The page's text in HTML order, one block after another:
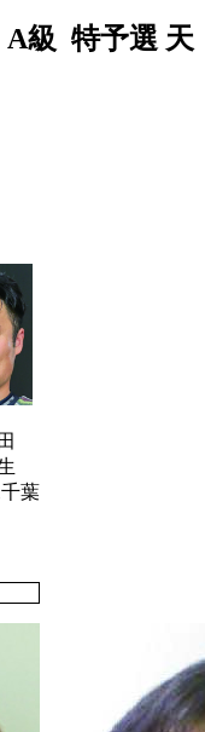
A級 特予選 天
千葉